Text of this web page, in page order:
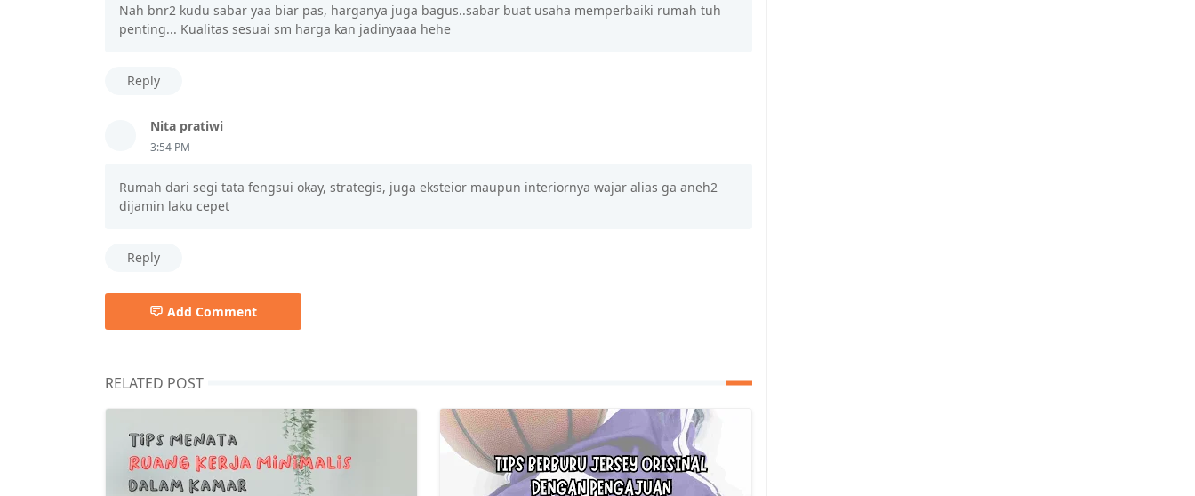
Nah bnr2 kudu sabar yaa biar pas, harganya juga bagus..sabar buat usaha memperbaiki rumah tuh
penting... Kualitas sesuai sm harga kan jadinyaaa hehe
Reply
Nita pratiwi
3:54 PM
Rumah dari segi tata fengsui okay, strategis, juga eksteior maupun interiornya wajar alias ga aneh2
dijamin laku cepet
Reply
Add Comment
RELATED POST